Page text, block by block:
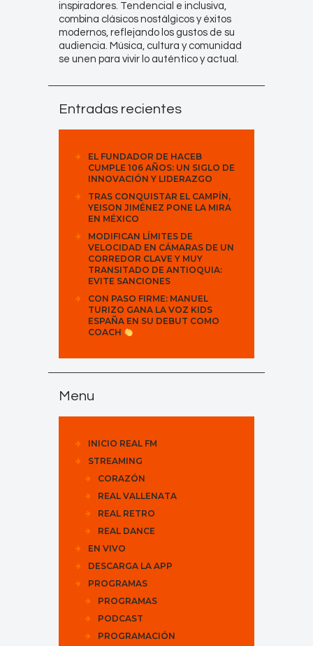
inspiradores. Tendencial e inclusiva,
combina clásicos nostálgicos y éxitos
modernos, reflejando los gustos de su
audiencia. Música, cultura y comunidad
se unen para vivir lo auténtico y actual.
Entradas recientes
EL FUNDADOR DE HACEB
CUMPLE 106 AÑOS: UN SIGLO DE
INNOVACIÓN Y LIDERAZGO
TRAS CONQUISTAR EL CAMPÍN,
YEISON JIMÉNEZ PONE LA MIRA
EN MÉXICO
MODIFICAN LÍMITES DE
VELOCIDAD EN CÁMARAS DE UN
CORREDOR CLAVE Y MUY
TRANSITADO DE ANTIOQUIA:
EVITE SANCIONES
CON PASO FIRME: MANUEL
TURIZO GANA LA VOZ KIDS
ESPAÑA EN SU DEBUT COMO
COACH
Menu
INICIO REAL FM
STREAMING
CORAZÓN
REAL VALLENATA
REAL RETRO
REAL DANCE
EN VIVO
DESCARGA LA APP
PROGRAMAS
PROGRAMAS
PODCAST
PROGRAMACIÓN